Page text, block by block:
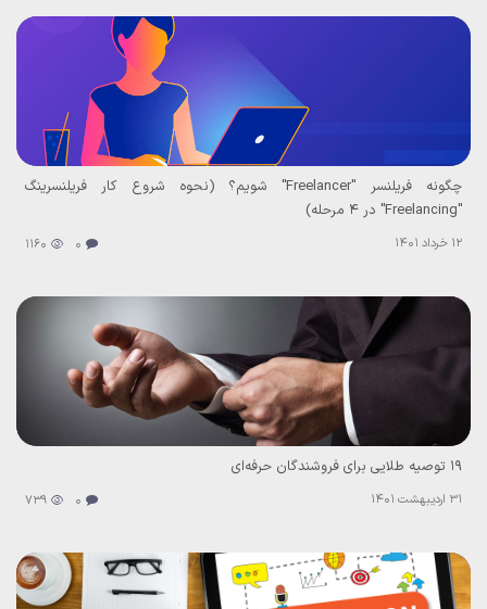
چگونه فریلنسر "Freelancer" شویم؟ (نحوه شروع کار فریلنسرینگ
"Freelancing" در ۴ مرحله)
12 خرداد 1401 0
1160
۱۹ توصیه طلایی برای فروشندگان حرفه‌ای
31 اردیبهشت 1401 0
739